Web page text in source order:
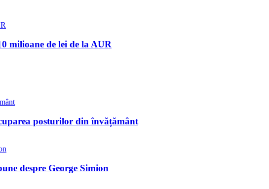
milioane de lei de la AUR
posturilor din învățământ
despre George Simion